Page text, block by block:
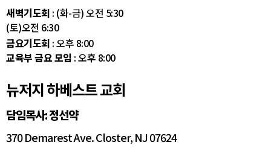
새벽기도회 : (화-금) 오전 5:30
(토)오전 6:30
금요기도회 : 오후 8:00
교육부 금요 모임 : 오후 8:00
뉴저지 하베스트 교회
담임목사: 정선약
370 Demarest Ave. Closter, NJ 07624